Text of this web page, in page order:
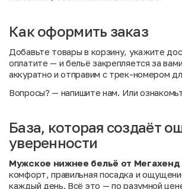
Как оформить заказ
Добавьте товары в корзину, укажите
оплатите — и бельё закрепляется за
аккуратно и отправим с трек-номером
Вопросы? — напишите нам. Или
База, которая создаёт
уверенности
Мужское нижнее бельё от Мегахенд
комфорт, правильная посадка и
каждый день. Всё это — по разумной